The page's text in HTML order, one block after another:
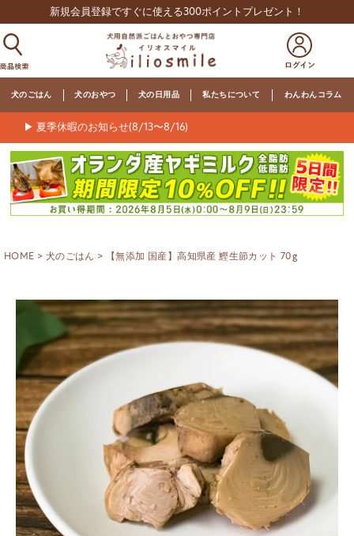
新規会員登録ですぐに使える300ポイントプレゼント！
犬のごはん 犬のおやつ 犬の日用品 私たちについて わんわんコラム
▶ 夏季休暇のお知らせ(8/13〜8/16)
HOME 犬のごはん 【無添加 国産】高知県産 鰹生節カット 70g